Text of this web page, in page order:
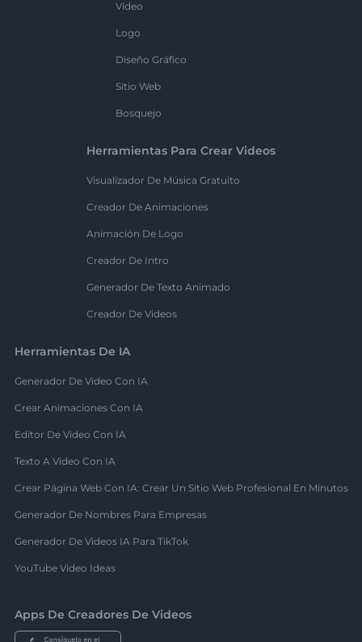
Vídeo
Logo
Diseño Gráfico
Sitio Web
Bosquejo
Herramientas Para Crear Videos
Visualizador De Música Gratuito
Creador De Animaciones
Animación De Logo
Creador De Intro
Generador De Texto Animado
Creador De Videos
Herramientas De IA
Generador De Video Con IA
Crear Animaciones Con IA
Editor De Video Con IA
Texto A Video Con IA
Crear Página Web Con IA: Crear Un Sitio Web Profesional En Minutos
Generador De Nombres Para Empresas
Generador De Videos IA Para TikTok
YouTube Video Ideas
Apps De Creadores De Videos